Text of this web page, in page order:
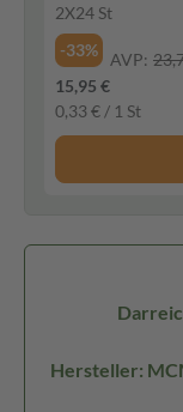
2X24 St
-33%
AVP:
15,95 €
0,33 € / 1 St
Hersteller: